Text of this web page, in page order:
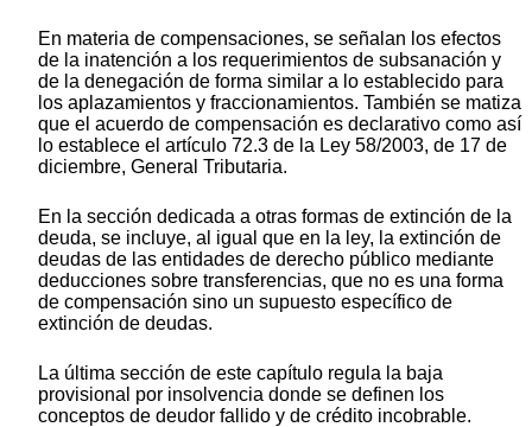
En materia de compensaciones, se señalan los efectos
de la inatención a los requerimientos de subsanación y
de la denegación de forma similar a lo establecido para
los aplazamientos y fraccionamientos. También se matiza
que el acuerdo de compensación es declarativo como así
lo establece el artículo 72.3 de la Ley 58/2003, de 17 de
diciembre, General Tributaria.
En la sección dedicada a otras formas de extinción de la
deuda, se incluye, al igual que en la ley, la extinción de
deudas de las entidades de derecho público mediante
deducciones sobre transferencias, que no es una forma
de compensación sino un supuesto específico de
extinción de deudas.
La última sección de este capítulo regula la baja
provisional por insolvencia donde se definen los
conceptos de deudor fallido y de crédito incobrable.